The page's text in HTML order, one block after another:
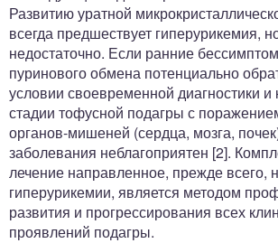
Развитию уратной
всегда предшествует гиперурикемия,
недостаточно. Если ранние
пуринового обмена потенциально
условии своевременной диагностики и
стадии тофусной подагры с
органов-мишеней (сердца, мозга,
заболевания неблагоприятен [2].
лечение направленное, прежде всего,
гиперурикемии, является методом
развития и прогрессирования всех
проявлений подагры.